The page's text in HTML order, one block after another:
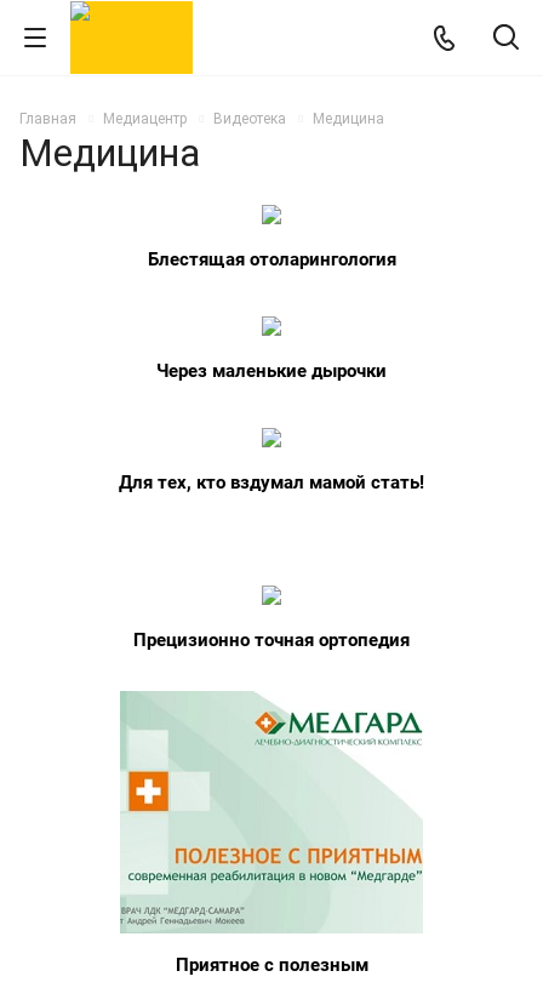
Главная Медиацентр Видеотека Медицина
Медицина
Блестящая отоларингология
Через маленькие дырочки
Для тех, кто вздумал мамой стать!
Прецизионно точная ортопедия
Приятное с полезным